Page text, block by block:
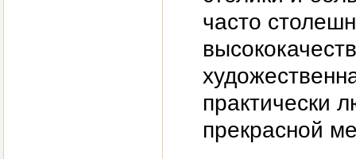
часто
практически
прекрасной